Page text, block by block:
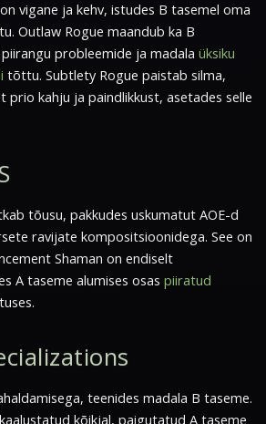
vigane ja kehv, istudes B tasemel oma
Outlaw Rogue maandub ka B
probleemide ja madala üksiku
tõttu. Subtlety Rogue paistab silma,
prio kahju ja paindlikkust, asetades selle
tõusu, pakkudes uskumatut AOE-d
ravijate kompositsioonidega. See on
Shaman on endiselt
A taseme alumises osas piiratud
teenides madala B taseme.
kõikjal, paigutatud A taseme